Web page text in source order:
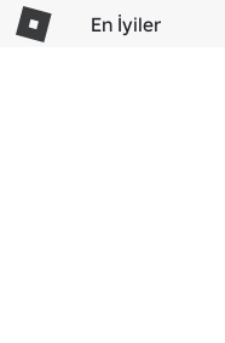
En İyiler